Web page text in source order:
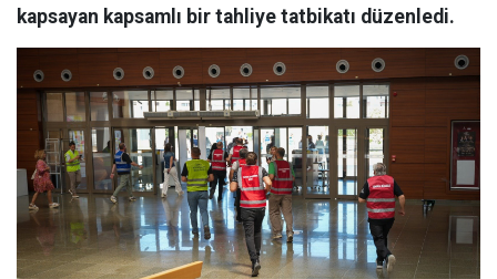
kapsayan kapsamlı bir tahliye tatbikatı düzenledi.